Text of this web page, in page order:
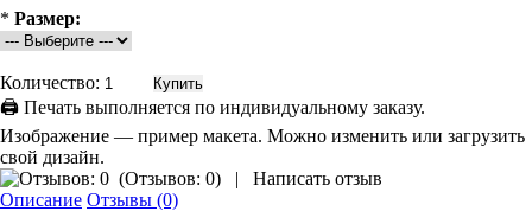
* Размер:
Количество:
🖨 Печать выполняется по индивидуальному заказу.
Изображение — пример макета. Можно изменить или загрузить
свой дизайн.
(Отзывов: 0) |
Написать отзыв
Описание Отзывы (0)